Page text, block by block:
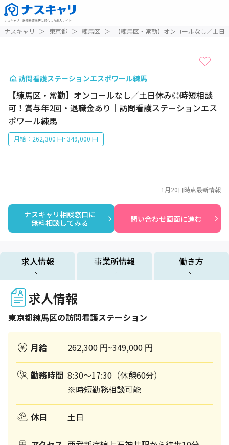
ナスキャリ ： 訪問看護業界に特化した求人サイト
ナスキャリ ＞ 東京都 ＞ 練馬区 ＞ 【練馬区・常勤】オンコールなし／土
訪問看護ステーションエスポワール練馬
【練馬区・常勤】オンコールなし／土日休み◎時短相談
可！賞与年2回・退職金あり｜訪問看護ステーションエス
ポワール練馬
月給：262,300 円~349,000 円
ナスキャリ相談窓口に
無料相談してみる
問い合わせ画面に進む
1月20日時点最新情報
求人情報 事業所情報 働き方
求人情報
東京都練馬区の訪問看護ステーション
月給 262,300 円~349,000 円
勤務時間 8:30～17:30（休憩60分）
※時短勤務相談可能
休日 土日